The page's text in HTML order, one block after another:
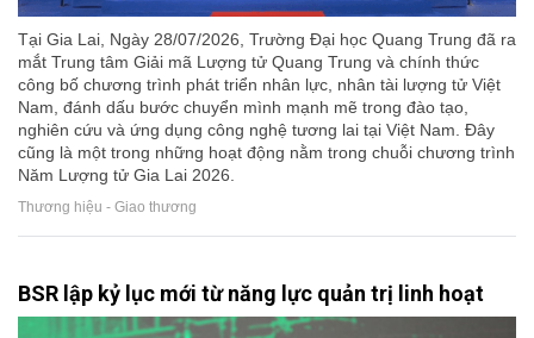
Tại Gia Lai, Ngày 28/07/2026, Trường Đại học Quang Trung đã ra
mắt Trung tâm Giải mã Lượng tử Quang Trung và chính thức
công bố chương trình phát triển nhân lực, nhân tài lượng tử Việt
Nam, đánh dấu bước chuyển mình mạnh mẽ trong đào tạo,
nghiên cứu và ứng dụng công nghệ tương lai tại Việt Nam. Đây
cũng là một trong những hoạt động nằm trong chuỗi chương trình
Năm Lượng tử Gia Lai 2026.
Thương hiệu - Giao thương
BSR lập kỷ lục mới từ năng lực quản trị linh hoạt